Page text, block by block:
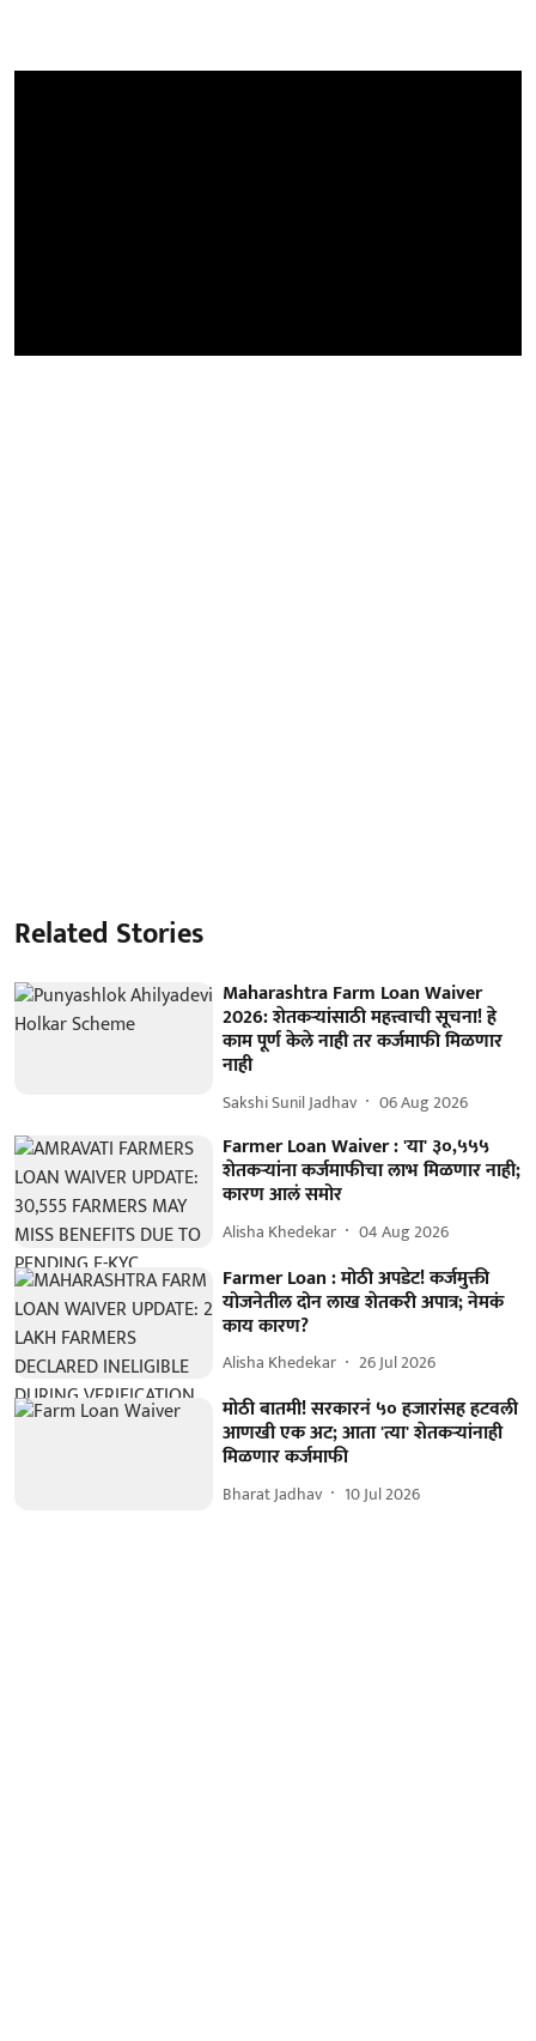
Related Stories
Maharashtra Farm Loan Waiver
2026: शेतकऱ्यांसाठी महत्त्वाची सूचना! हे
काम पूर्ण केले नाही तर कर्जमाफी मिळणार
नाही
Sakshi Sunil Jadhav 06 Aug 2026
Farmer Loan Waiver : 'या' ३०,५५५
शेतकऱ्यांना कर्जमाफीचा लाभ मिळणार नाही;
कारण आलं समोर
Alisha Khedekar 04 Aug 2026
Farmer Loan : मोठी अपडेट! कर्जमुक्ती
योजनेतील दोन लाख शेतकरी अपात्र; नेमकं
काय कारण?
Alisha Khedekar 26 Jul 2026
मोठी बातमी! सरकारनं ५० हजारांसह हटवली
आणखी एक अट; आता 'त्या' शेतकऱ्यांनाही
मिळणार कर्जमाफी
Bharat Jadhav 10 Jul 2026